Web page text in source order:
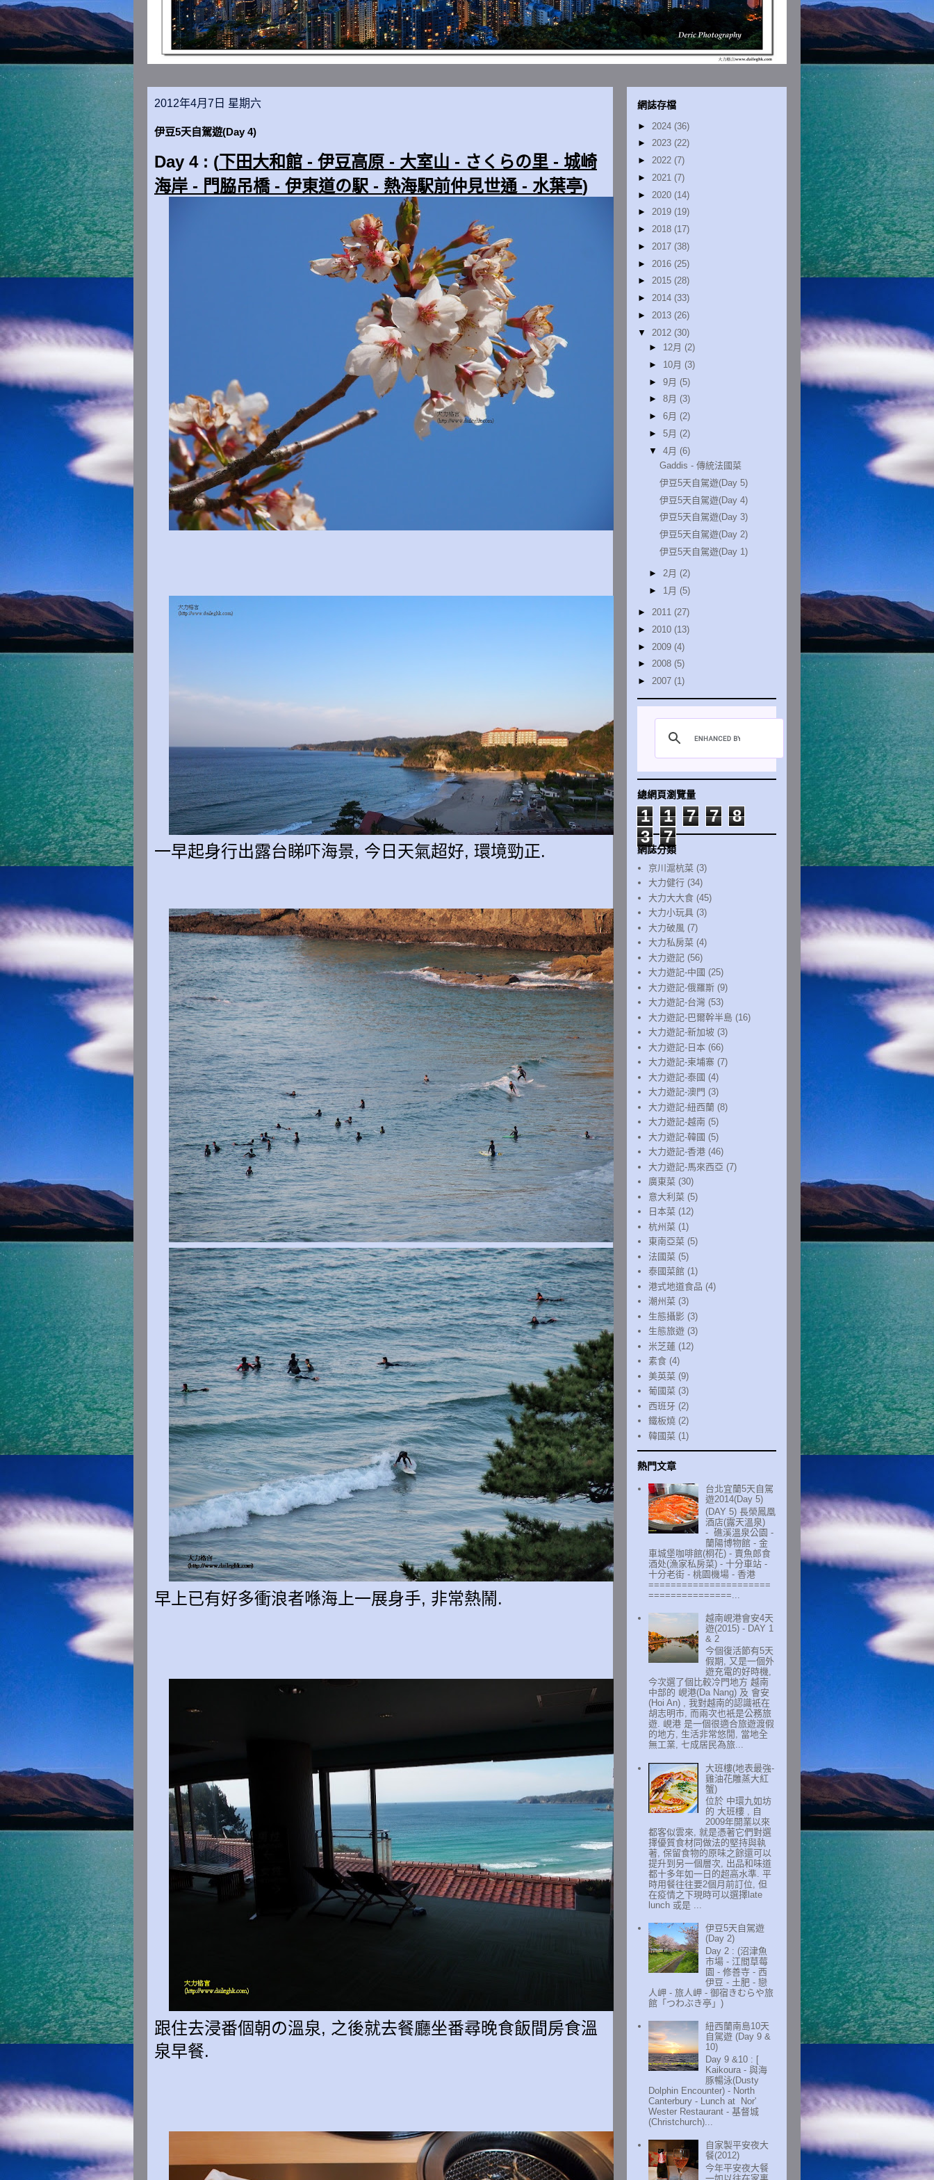
2012年4月7日 星期六
伊豆5天自駕遊(Day 4)
Day 4 : (下田大和館 - 伊豆高原 - 大室山 - さくらの里 - 城崎
海岸 - 門脇吊橋 - 伊東道の駅 - 熱海駅前仲見世通 - 水葉亭)
一早起身行出露台睇吓海景, 今日天氣超好, 環境勁正.
早上已有好多衝浪者喺海上一展身手, 非常熱鬧.
跟住去浸番個朝の溫泉, 之後就去餐廳坐番尋晚食飯間房食溫
泉早餐.
網誌存檔
► 2024 (36)
► 2023 (22)
► 2022 (7)
► 2021 (7)
► 2020 (14)
► 2019 (19)
► 2018 (17)
► 2017 (38)
► 2016 (25)
► 2015 (28)
► 2014 (33)
► 2013 (26)
▼ 2012 (30)
► 12月 (2)
► 10月 (3)
► 9月 (5)
► 8月 (3)
► 6月 (2)
► 5月 (2)
▼ 4月 (6)
Gaddis - 傳統法國菜
伊豆5天自駕遊(Day 5)
伊豆5天自駕遊(Day 4)
伊豆5天自駕遊(Day 3)
伊豆5天自駕遊(Day 2)
伊豆5天自駕遊(Day 1)
► 2月 (2)
► 1月 (5)
► 2011 (27)
► 2010 (13)
► 2009 (4)
► 2008 (5)
► 2007 (1)
總網頁瀏覽量
1 1 7 7
8
3
7
網誌分類
京川滬杭菜 (3)
大力健行 (34)
大力大大食 (45)
大力小玩具 (3)
大力破風 (7)
大力私房菜 (4)
大力遊記 (56)
大力遊記-中國 (25)
大力遊記-俄羅斯 (9)
大力遊記-台灣 (53)
大力遊記-巴爾幹半島 (16)
大力遊記-新加坡 (3)
大力遊記-日本 (66)
大力遊記-柬埔寨 (7)
大力遊記-泰國 (4)
大力遊記-澳門 (3)
大力遊記-紐西蘭 (8)
大力遊記-越南 (5)
大力遊記-韓國 (5)
大力遊記-香港 (46)
大力遊記-馬來西亞 (7)
廣東菜 (30)
意大利菜 (5)
日本菜 (12)
杭州菜 (1)
東南亞菜 (5)
法國菜 (5)
泰國菜館 (1)
港式地道食品 (4)
潮州菜 (3)
生態攝影 (3)
生態旅遊 (3)
米芝蓮 (12)
素食 (4)
美英菜 (9)
葡國菜 (3)
西班牙 (2)
鐵板燒 (2)
韓國菜 (1)
熱門文章
台北宜蘭5天自駕
遊2014(Day 5)
(DAY 5) 長榮鳳凰
酒店(露天溫泉)
- 礁溪溫泉公園 -
蘭陽博物館 - 金
車城堡咖啡館(桐花) - 賣魚郎食
酒处(漁家私房菜) - 十分車站 -
十分老街 - 桃園機場 - 香港
======================
===============...
越南峴港會安4天
遊(2015) - DAY 1
& 2
今個復活節有5天
假期, 又是一個外
遊充電的好時機,
今次選了個比較冷門地方 越南
中部的 峴港(Da Nang) 及 會安
(Hoi An) , 我對越南的認識衹在
胡志明市, 而兩次也衹是公務旅
遊. 峴港 是一個很適合旅遊渡假
的地方, 生活非常悠閒, 當地全
無工業, 七成居民為旅...
大班樓(地表最強-
雞油花雕蒸大紅
蟹)
位於 中環九如坊
的 大班樓 , 自
2009年開業以來
都客似雲來, 就是憑著它們對選
擇優質食材同做法的堅持與執
著, 保留食物的原味之餘還可以
提升到另一個層次, 出品和味道
都十多年如一日的超高水準. 平
時用餐往往要2個月前訂位, 但
在疫情之下現時可以選擇late
lunch 或是 ...
伊豆5天自駕遊
(Day 2)
Day 2 : (沼津魚
市場 - 江間草莓
園 - 修善寺 - 西
伊豆 - 土肥 - 戀
人岬 - 旅人岬 - 御宿きむらや旅
館「つわぶき亭」)
紐西蘭南島10天
自駕遊 (Day 9 &
10)
Day 9 &10 : [
Kaikoura - 與海
豚暢泳(Dusty
Dolphin Encounter) - North
Canterbury - Lunch at Nor'
Wester Restaurant - 基督城
(Christchurch)...
自家製平安夜大
餐(2012)
今年平安夜大餐